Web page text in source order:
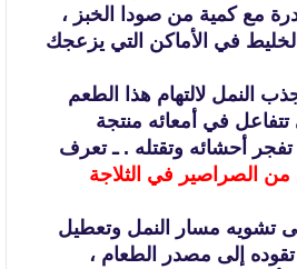
مع كمية من صودا الخبز ،
التي يزعجك
النمل لالتهام هذا الطعم
تتفاعل في أمعائه منتجة
تفجر أحشائه وتقتله . ـ تعرف
من الصراصير في الثلاجة
تشويه مسار النمل وتعطيل
إلى مصدر
الطعام ،